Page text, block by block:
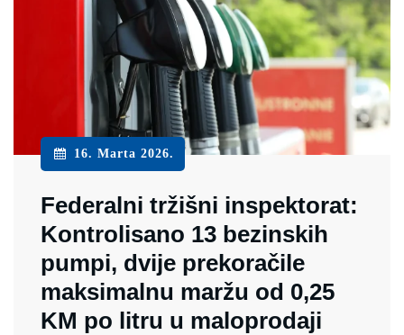
16. Marta 2026.
Federalni tržišni inspektorat:
Kontrolisano 13 bezinskih
pumpi, dvije prekoračile
maksimalnu maržu od 0,25
KM po litru u maloprodaji